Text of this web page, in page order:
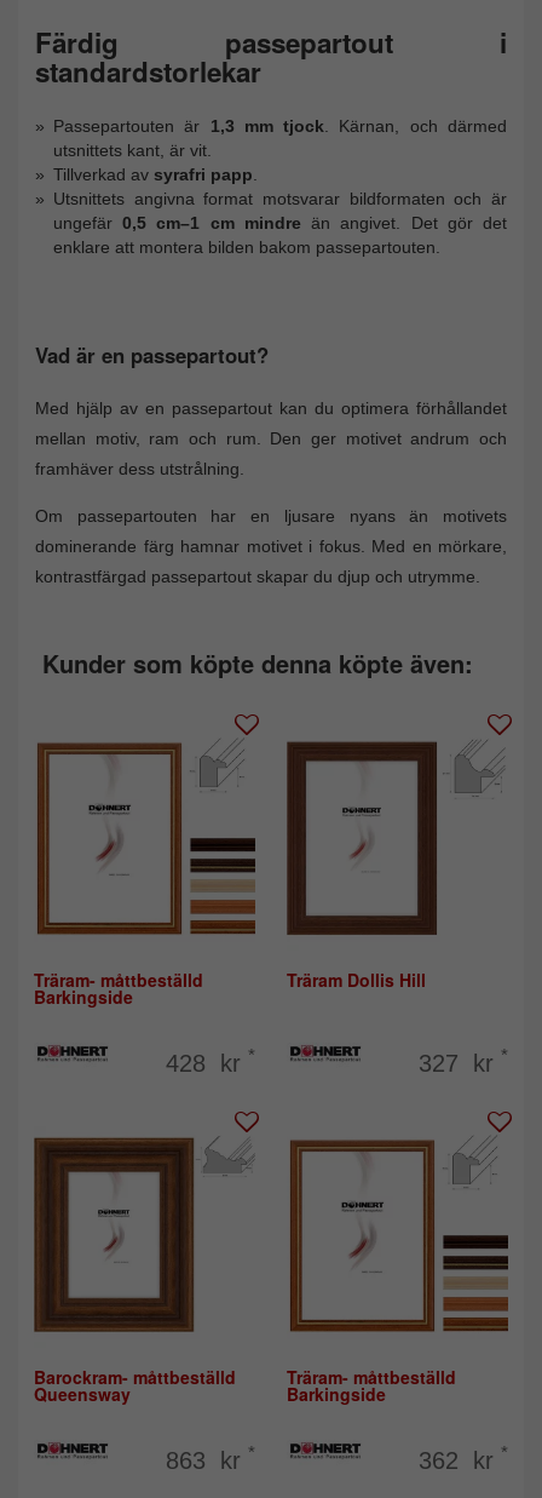
Färdig passepartout i
standardstorlekar
Passepartouten är 1,3 mm tjock . Kärnan, och därmed
utsnittets kant, är vit.
Tillverkad av syrafri papp
Utsnittets angivna format motsvarar bildformaten och är
ungefär0,5 cm–1 cm mindre än angivet. Det gör det
enklare att montera bilden bakom passepartouten.
Vad är en passepartout?
Med hjälp av en passepartout kan du optimera förhållandet
mellan motiv, ram och rum. Den ger motivet andrum och
framhäver dess utstrålning.
Om passepartouten har en ljusare nyans än motivets
dominerande färg hamnar motivet i fokus. Med en mörkare,
kontrastfärgad passepartout skapar du djup och utrymme.
Kunder som köpte denna köpte även:
Träram- måttbeställd
Barkingside
428 kr *
Träram Dollis Hill
327 kr *
Barockram- måttbeställd
Queensway
863 kr *
Träram- måttbeställd
Barkingside
362 kr *